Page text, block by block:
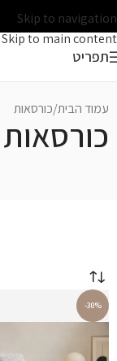
Skip to navigation
Skip to main content
תפריט
עמוד הבית כורסאות
כורסאות
-30%